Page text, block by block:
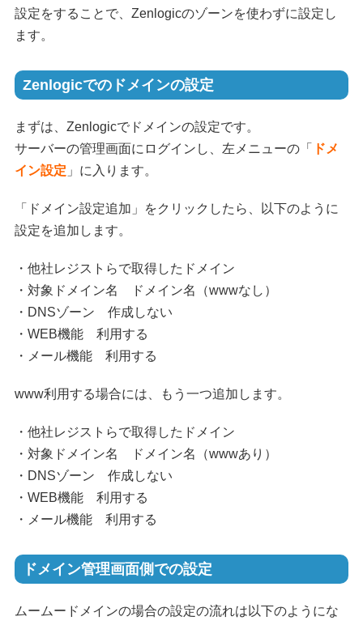
設定をすることで、Zenlogicのゾーンを使わずに設定し
ます。
Zenlogicでのドメインの設定
まずは、Zenlogicでドメインの設定です。
サーバーの管理画面にログインし、左メニューの「
ドメ
イン設定 」に入ります。
「ドメイン設定追加」をクリックしたら、以下のように
設定を追加します。
・他社レジストらで取得したドメイン
・対象ドメイン名 ドメイン名（wwwなし）
・DNSゾーン 作成しない
・WEB機能 利用する
・メール機能 利用する
www利用する場合には、もう一つ追加します。
・他社レジストらで取得したドメイン
・対象ドメイン名 ドメイン名（wwwあり）
・DNSゾーン 作成しない
・WEB機能 利用する
・メール機能 利用する
ドメイン管理画面側での設定
ムームードメインの場合の設定の流れは以下のようにな